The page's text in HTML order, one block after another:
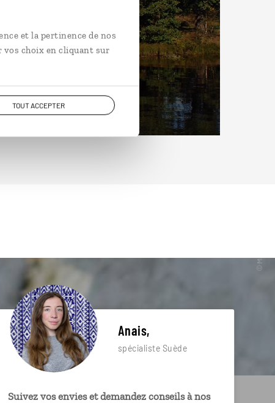
et la pertinence de nos
vos choix en cliquant sur
TOUT ACCEPTER
Anais,
spécialiste Suède
Suivez vos envies et demandez conseils à nos